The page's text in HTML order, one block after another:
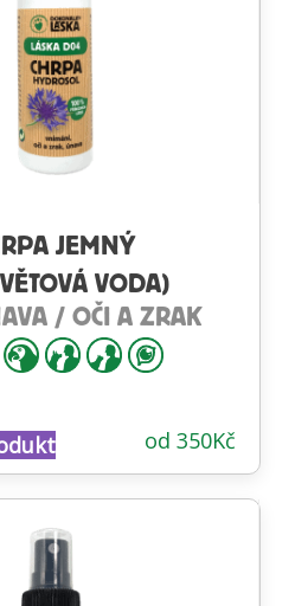
JEMNÝ
VODA)
/ OČI A ZRAK
od 350Kč